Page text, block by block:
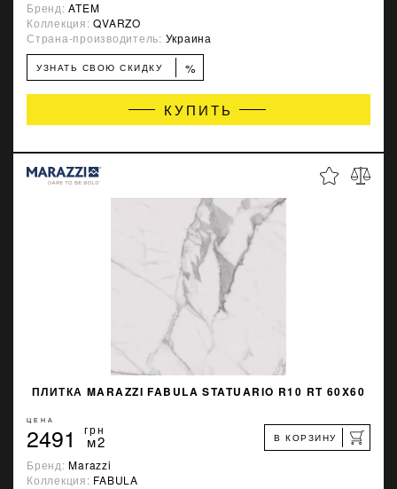
Бренд:ATEM
Коллекция:QVARZO
Страна-производитель: Украина
УЗНАТЬ СВОЮ СКИДКУ %
КУПИТЬ
ПЛИТКА MARAZZI FABULA STATUARIO R10 RT 60X60
ЦЕНА
2491 грн
м2 В КОРЗИНУ
Бренд:Marazzi
Коллекция: FABULA